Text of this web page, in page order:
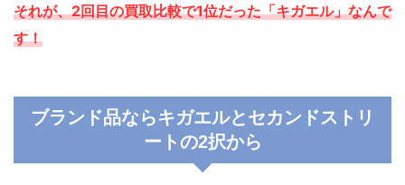
それが、2回目の買取比較で1位だった「キガエル」なんで
す！
ブランド品ならキガエルとセカンドストリ
ートの2択から